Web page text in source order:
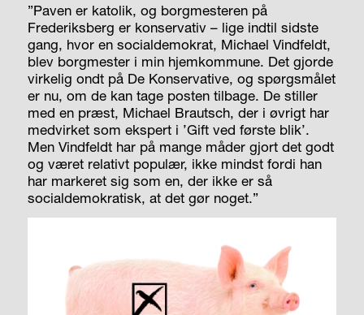
”Paven er katolik, og borgmesteren på
Frederiksberg er konservativ – lige indtil sidste
gang, hvor en socialdemokrat, Michael Vindfeldt,
blev borgmester i min hjemkommune. Det gjorde
virkelig ondt på De Konservative, og spørgsmålet
er nu, om de kan tage posten tilbage. De stiller
med en præst, Michael Brautsch, der i øvrigt har
medvirket som ekspert i ’Gift ved første blik’.
Men Vindfeldt har på mange måder gjort det godt
og været relativt populær, ikke mindst fordi han
har markeret sig som en, der ikke er så
socialdemokratisk, at det gør noget.”